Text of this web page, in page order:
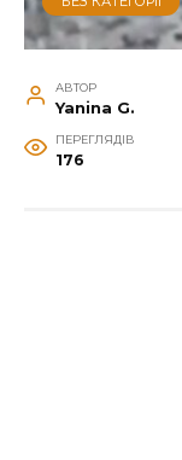
АВТОР
Yanina G.
ПЕРЕГЛЯДІВ
176